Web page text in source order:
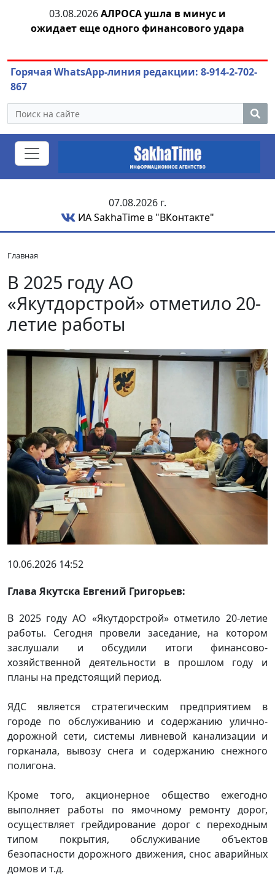
03.08.2026АЛРОСА ушла в минус и
ожидает еще одного финансового удара
Горячая WhatsApp-линия редакции: 8-914-2-702-
867
07.08.2026 г.
ИА SakhaTime в "ВКонтакте"
Главная
В 2025 году АО
«Якутдорстрой» отметило 20-
летие работы
10.06.2026 14:52
Глава Якутска Евгений Григорьев:
В 2025 году АО «Якутдорстрой» отметило 20-летие
работы. Сегодня провели заседание, на котором
заслушали и обсудили итоги финансово-
хозяйственной деятельности в прошлом году и
планы на предстоящий период.
ЯДС является стратегическим предприятием в
городе по обслуживанию и содержанию улично-
дорожной сети, системы ливневой канализации и
горканала, вывозу снега и содержанию снежного
полигона.
Кроме того, акционерное общество ежегодно
выполняет работы по ямочному ремонту дорог,
осуществляет грейдирование дорог с переходным
типом покрытия, обслуживание объектов
безопасности дорожного движения, снос аварийных
домов и т.д.